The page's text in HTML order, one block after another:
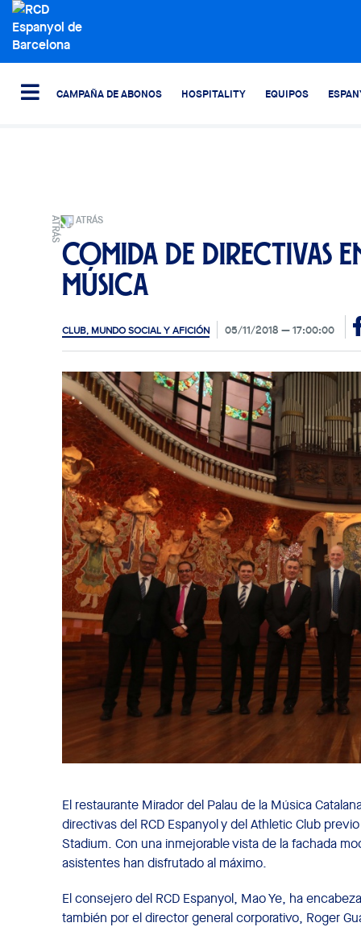
CAMPAÑA DE ABONOS HOSPITALITY EQUIPOS
ATRÁS
Comida de directivas
Música
CLUB, MUNDO SOCIAL Y AFICIÓN 05/11/2018 17:00:00
El restaurante Mirador del Palau de la Música
directivas del RCD Espanyol y del Athletic Club
Stadium. Con una inmejorable vista de la fachada
asistentes han disfrutado al máximo.
El consejero del RCD Espanyol, Mao Ye, ha
también por el director general corporativo, Roger